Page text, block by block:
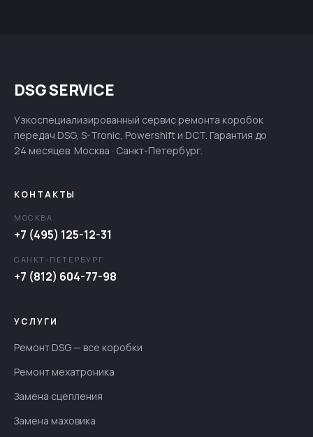
DSG SERVICE
Узкоспециализированный сервис ремонта коробок
передач DSG, S-Tronic, Powershift и DCT. Гарантия до
24 месяцев. Москва · Санкт-Петербург.
КОНТАКТЫ
МОСКВА
+7 (495) 125-12-31
САНКТ-ПЕТЕРБУРГ
+7 (812) 604-77-98
УСЛУГИ
Ремонт DSG — все коробки
Ремонт мехатроника
Замена сцепления
Замена маховика